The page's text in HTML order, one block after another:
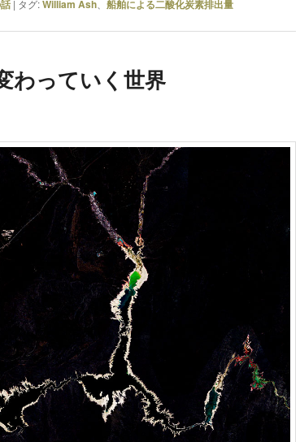
| タグ:William Ash 船舶による二酸化炭素排出量
っていく世界